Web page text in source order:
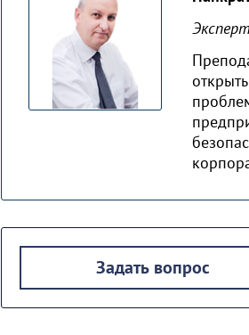
Задать вопрос